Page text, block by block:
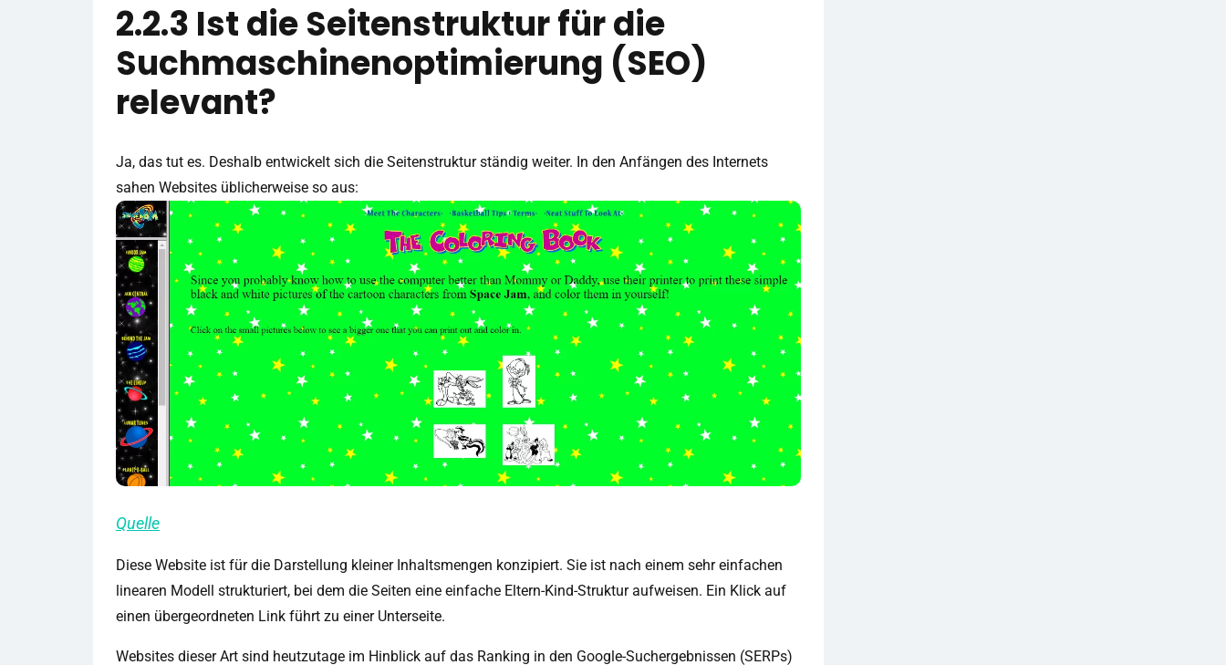
2.2.3 Ist die Seitenstruktur für die
Suchmaschinenoptimierung (SEO)
relevant?
Ja, das tut es. Deshalb entwickelt sich die Seitenstruktur ständig weiter. In den Anfängen des Internets
sahen Websites üblicherweise so aus:
Quelle
Diese Website ist für die Darstellung kleiner Inhaltsmengen konzipiert. Sie ist nach einem sehr einfachen
linearen Modell strukturiert, bei dem die Seiten eine einfache Eltern-Kind-Struktur aufweisen. Ein Klick auf
einen übergeordneten Link führt zu einer Unterseite.
Websites dieser Art sind heutzutage im Hinblick auf das Ranking in den Google-Suchergebnissen (SERPs)